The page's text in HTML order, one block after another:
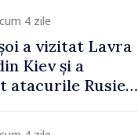
acestei
o eroare de
de coordonare
4 zile
a vizitat Lavra
Kiev și a
atacurile Rusiei